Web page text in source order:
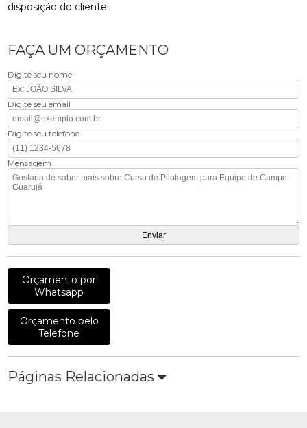
disposição do cliente.
FAÇA UM ORÇAMENTO
Digite seu nome
Digite seu email
Digite seu telefone
Mensagem
Orçamento por
Whatsapp
Orçamento pelo
Telefone
Páginas Relacionadas